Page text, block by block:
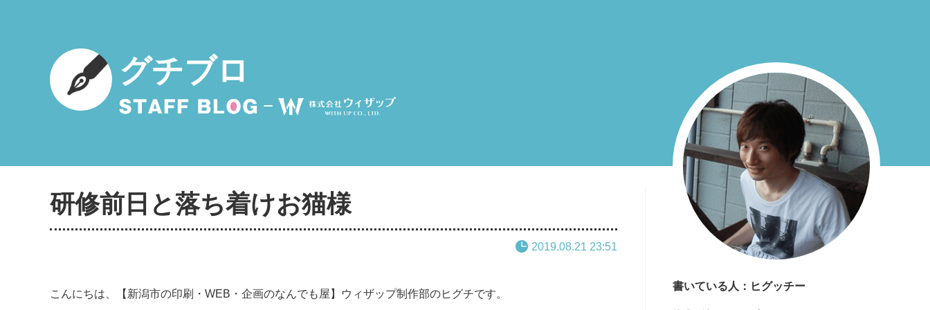
グチブロ
研修前日と落ち着けお猫様
2019.08.21 23:51
こんにちは、【新潟市の印刷・WEB・企画のなんでも屋】ウィザップ制作部のヒグチです。
書いている人：ヒグッチー